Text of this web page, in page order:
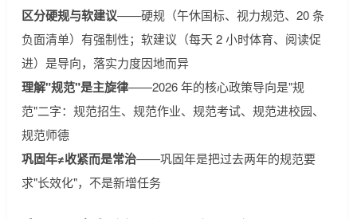
区分硬规与软建议——硬规（午休国标、视力规范、20 条
负面清单）有强制性；软建议（每天 2 小时体育、阅读促
进）是导向，落实力度因地而异
理解"规范"是主旋律——2026 年的核心政策导向是"规
范"二字：规范招生、规范作业、规范考试、规范进校园、
规范师德
巩固年≠收紧而是常治——巩固年是把过去两年的规范要
求"长效化"，不是新增任务